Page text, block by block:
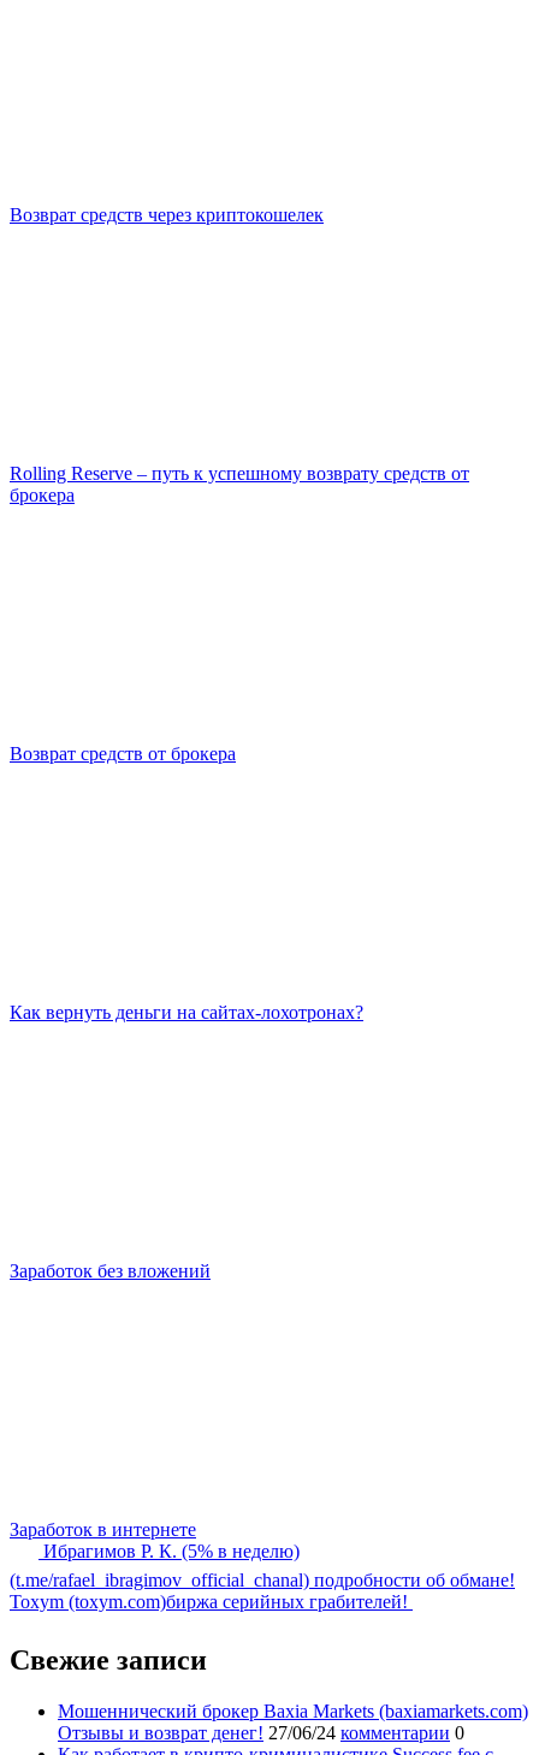
Возврат средств через криптокошелек
Rolling Reserve – путь к успешному возврату средств от
брокера
Возврат средств от брокера
Как вернуть деньги на сайтах-лохотронах?
Заработок без вложений
Заработок в интернете
Ибрагимов Р. К. (5% в неделю)
(t.me/rafael_ibragimov_official_chanal) подробности об обмане!
Toxym (toxym.com)биржа серийных грабителей!
Свежие записи
Мошеннический брокер Baxia Markets (baxiamarkets.com)
Отзывы и возврат денег! 27/06/24 комментарии 0